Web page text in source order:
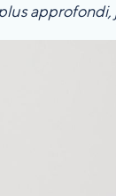
approfondi,